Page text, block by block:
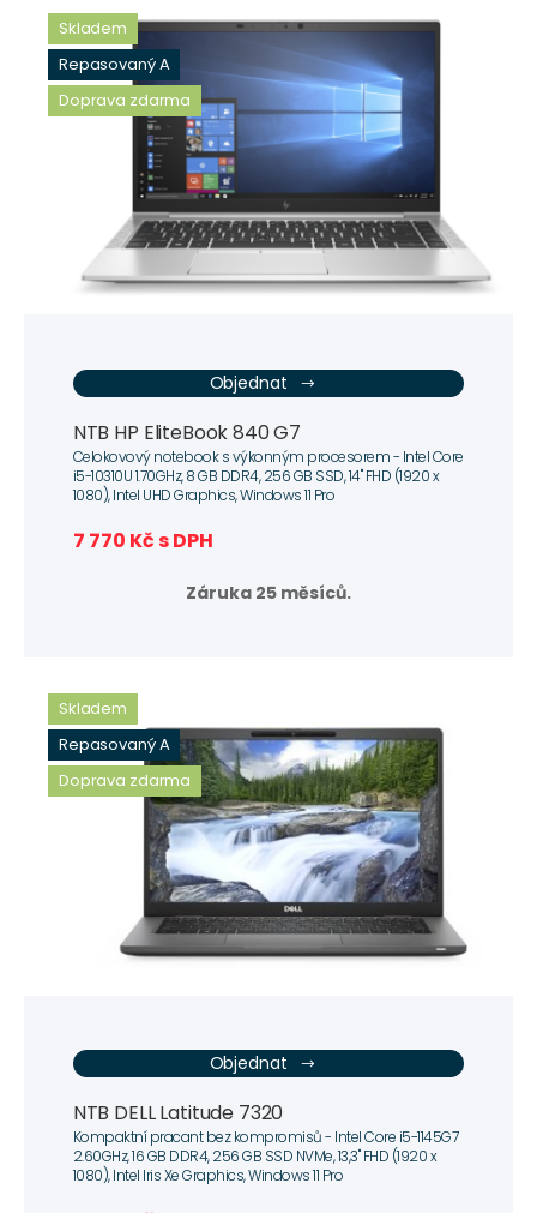
Skladem
Repasovaný A
Doprava zdarma
Objednat
NTB HP EliteBook 840 G7
Celokovový notebook s výkonným procesorem - Intel Core
i5-10310U 1.70GHz, 8 GB DDR4, 256 GB SSD, 14" FHD (1920 x
1080), Intel UHD Graphics, Windows 11 Pro
7 770 Kč s DPH
Záruka 25 měsíců.
Skladem
Repasovaný A
Doprava zdarma
Objednat
NTB DELL Latitude 7320
Kompaktní pracant bez kompromisů - Intel Core i5-1145G7
2.60GHz, 16 GB DDR4, 256 GB SSD NVMe, 13,3" FHD (1920 x
1080), Intel Iris Xe Graphics, Windows 11 Pro